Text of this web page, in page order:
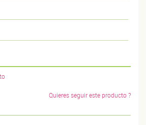
Quieres seguir este producto ?